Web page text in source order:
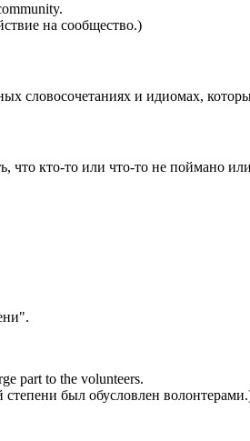
на сообщество.)
словосочетаниях и идиомах,
что кто-то или что-то не поймано
part to the volunteers.
степени был обусловлен